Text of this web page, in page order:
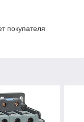
покупателя